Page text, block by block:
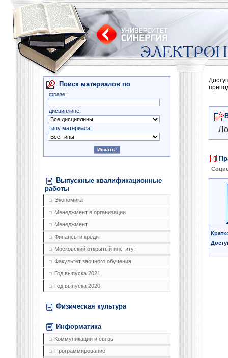
Поиск материалов по
фразе:
дисциплине:
типу материала:
Выпускные квалификационные
работы
Экономика
Менеджмент в организации
Менеджмент
Финансы и кредит
Московский открытый институт
Факультет заочного обучения
Год выпуска 2021
Год выпуска 2020
Физическая культура
Информатика
Коммуникации и связь
Программирование